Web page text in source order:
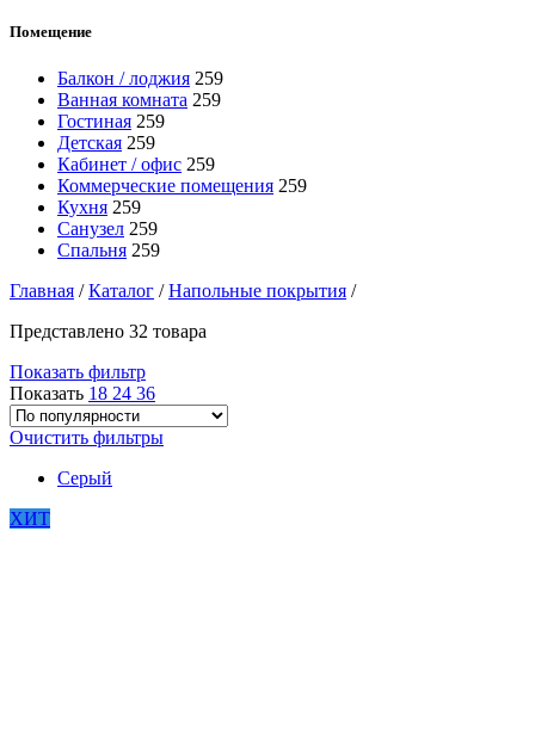
Помещение
Балкон / лоджия 259
Ванная комната 259
Гостиная 259
Детская 259
Кабинет / офис 259
Коммерческие помещения 259
Кухня 259
Санузел 259
Спальня 259
Главная /Каталог /Напольные покрытия /
Представлено 32 товара
Показать фильтр
Показать 18 24 36
Очистить фильтры
Серый
ХИТ